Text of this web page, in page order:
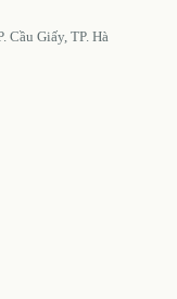
Cầu Giấy, TP. Hà